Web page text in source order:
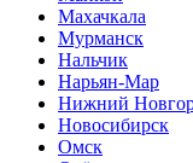
Махачкала
Мурманск
Нальчик
Нарьян-Мар
Нижний
Новосибирск
Омск